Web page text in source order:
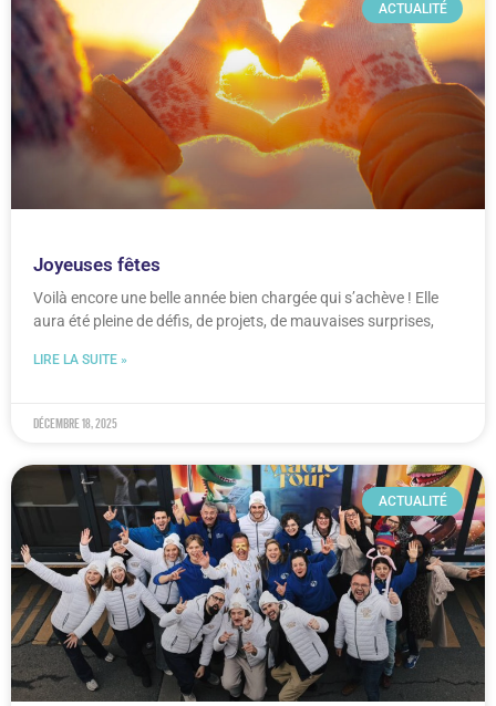
ACTUALITÉ
Joyeuses fêtes
Voilà encore une belle année bien chargée qui s’achève ! Elle
aura été pleine de défis, de projets, de mauvaises surprises,
LIRE LA SUITE »
décembre 18, 2025
ACTUALITÉ